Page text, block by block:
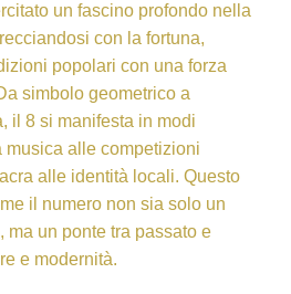
un fascino profondo nella
con la fortuna,
popolari con una forza
simbolo geometrico a
il 8 si manifesta in modi
musica alle competizioni
alle identità locali. Questo
il numero non sia solo un
ma un ponte tra passato e
e modernità.